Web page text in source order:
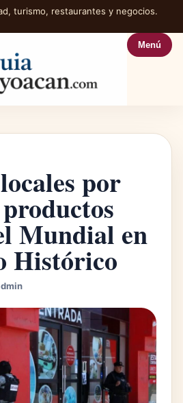
turismo, restaurantes y negocios.
Menú
por
Mundial en
Histórico